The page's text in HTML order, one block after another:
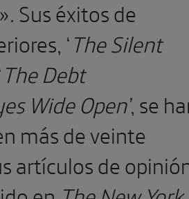
Sus éxitos de
‘The Silent
The Debt
Wide Open’, se
más de veinte
artículos de